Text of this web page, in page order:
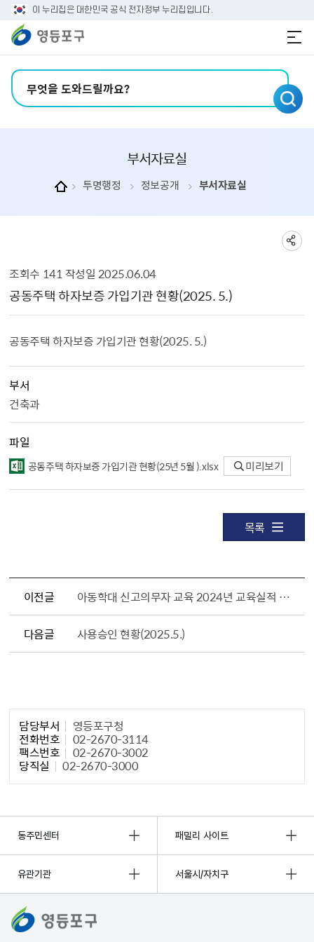
본문 바로가기
주메뉴 바로가기
이 누리집은 대한민국 공식 전자정부 누리집입니다.
부서자료실
투명행정 정보공개 부서자료실
조회수 141 작성일 2025.06.04
공동주택 하자보증 가입기관 현황(2025. 5.)
공동주택 하자보증 가입기관 현황(2025. 5.)
부서
건축과
파일
공동주택 하자보증 가입기관 현황（25년 5월 ）.xlsx 미리보기
목록
이전글 아동학대 신고의무자 교육 2024년 교육실적 제출 및 2025년 아동학대 신고의무자 교육 재안내
다음글 사용승인 현황(2025.5.)
담당부서 영등포구청
전화번호 02-2670-3114
팩스번호 02-2670-3002
당직실 02-2670-3000
동주민센터 패밀리 사이트
유관기관 서울시/자치구